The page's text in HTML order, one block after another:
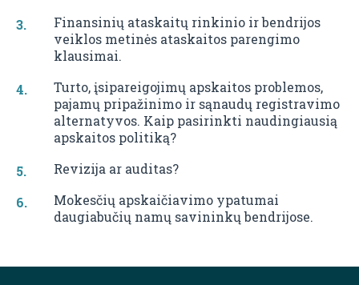
Finansinių ataskaitų rinkinio ir bendrijos
veiklos metinės ataskaitos parengimo
klausimai.
Turto, įsipareigojimų apskaitos problemos,
pajamų pripažinimo ir sąnaudų registravimo
alternatyvos. Kaip pasirinkti naudingiausią
apskaitos politiką?
Revizija ar auditas?
Mokesčių apskaičiavimo ypatumai
daugiabučių namų savininkų bendrijose.